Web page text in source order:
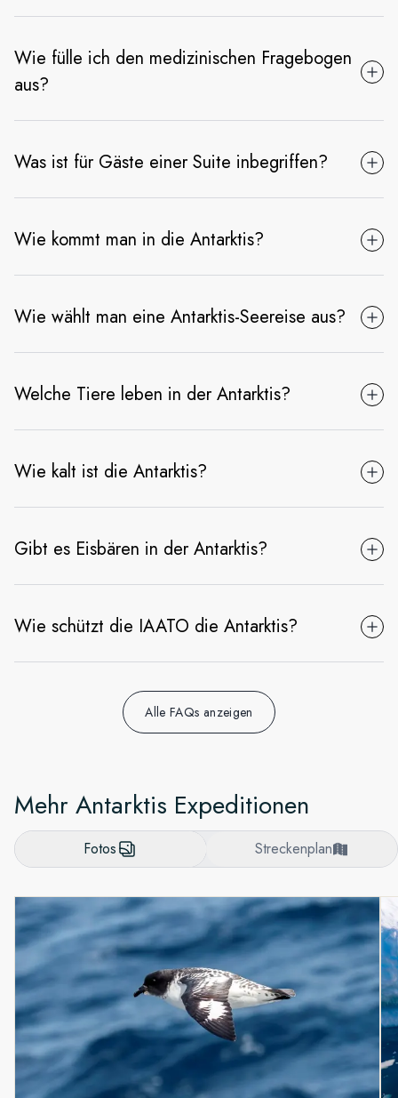
Wie fülle ich den medizinischen Fragebogen
aus?
Was ist für Gäste einer Suite inbegriffen?
Wie kommt man in die Antarktis?
Wie wählt man eine Antarktis-Seereise aus?
Welche Tiere leben in der Antarktis?
Wie kalt ist die Antarktis?
Gibt es Eisbären in der Antarktis?
Wie schützt die IAATO die Antarktis?
Alle FAQs anzeigen
Mehr Antarktis Expeditionen
Fotos Streckenplan